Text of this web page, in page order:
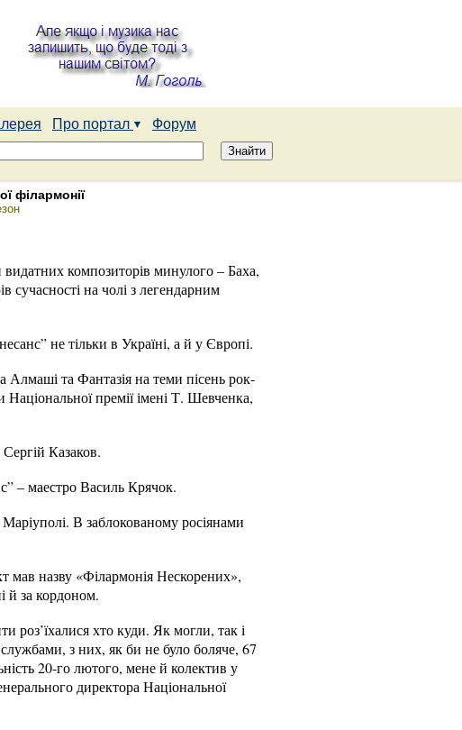
Про портал
Форум
філармонії
композиторів минулого – Баха,
сучасності на чолі з легендарним
не тільки в Україні, а й у Європі.
Алмаші та Фантазія на теми пісень рок-
премії імені Т. Шевченка,
Казаков.
– маестро Василь Крячок.
В заблокованому росіянами
мав назву «Філармонія Нескорених»,
й за кордоном.
роз’їхалися хто куди. Як могли, так і
з них, як би не було боляче, 67
20-го лютого, мене й колектив у
директора Національної